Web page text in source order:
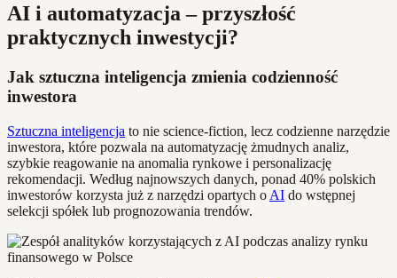
AI i automatyzacja – przyszłość
praktycznych inwestycji?
Jak sztuczna inteligencja zmienia codzienność
inwestora
Sztuczna inteligencja to nie science-fiction, lecz codzienne narzędzie
inwestora, które pozwala na automatyzację żmudnych analiz,
szybkie reagowanie na anomalia rynkowe i personalizację
rekomendacji. Według najnowszych danych, ponad 40% polskich
inwestorów korzysta już z narzędzi opartych o AI do wstępnej
selekcji spółek lub prognozowania trendów.